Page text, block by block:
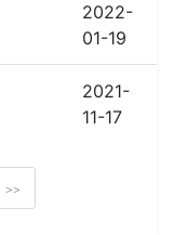
2022-
01-19
2021-
11-17
>>